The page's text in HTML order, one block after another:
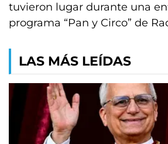
tuvieron lugar durante una
programa “Pan y Circo” de
LAS MÁS LEÍDAS